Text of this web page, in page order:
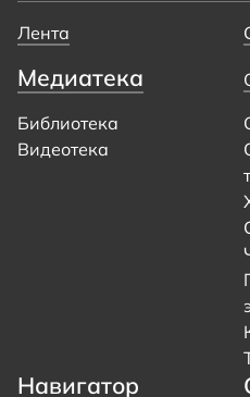
Лента
Медиатека
Библиотека
Видеотека
Навигатор